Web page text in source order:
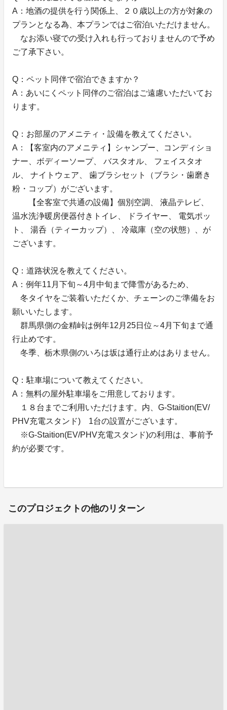
A：地酒の提供を行う関係上、２０歳以上の方が対象の
プランとなる為、本プランではご宿泊いただけません。
なお添い寝での受け入れも行っておりませんので予め
ご了承下さい。
Q：ペット同伴で宿泊できますか？
A：あいにくペット同伴のご宿泊はご遠慮いただいてお
ります。
Q：お部屋のアメニティ・設備を教えてください。
A：【客室内のアメニティ】シャンプー、コンディショ
ナー、ボディーソープ、 バスタオル、 フェイスタオ
ル、 ナイトウェア、 歯ブラシセット（ブラシ・歯磨き
粉・コップ）がございます。
【全客室で共通の設備】個別空調、 液晶テレビ、
温水洗浄暖房便器付きトイレ、 ドライヤー、 電気ポッ
ト、 湯呑（ティーカップ）、 冷蔵庫（空の状態）、が
ございます。
Q：道路状況を教えてください。
A：例年11月下旬～4月中旬まで降雪があるため、
冬タイヤをご装着いただくか、チェーンのご準備をお
願いいたします。
群馬県側の金精峠は例年12月25日位～4月下旬まで通
行止めです。
冬季、栃木県側のいろは坂は通行止めはありません。
Q：駐車場について教えてください。
A：無料の屋外駐車場をご用意しております。
１８台までご利用いただけます。内、G-Staition(EV/
PHV充電スタンド) 1台の設置がございます。
※G-Staition(EV/PHV充電スタンド)の利用は、事前予
約が必要です。
このプロジェクトの他のリターン